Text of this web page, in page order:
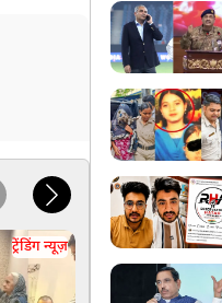
ट्रेंडिंग न्यूज़